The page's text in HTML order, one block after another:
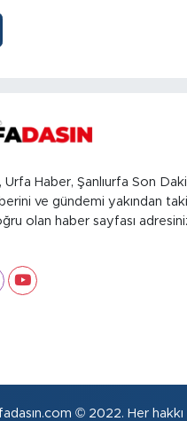
Urfa Haber, Şanlıurfa Son
ve gündemi yakından
olan haber sayfası
© 2022. Her hakkı